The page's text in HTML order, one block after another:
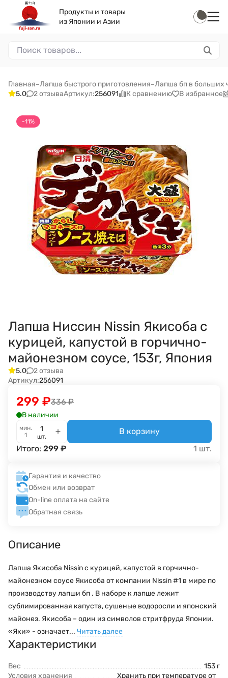
Продукты и товары
из Японии и Азии
Главная–Лапша быстрого приготовления–Лапша бп в больших
5.0
2 отзываАртикул:256091 К сравнению В избранное
-11%
Лапша Ниссин Nissin Якисоба с
курицей, капустой в горчично-
майонезном соусе, 153г, Япония
5.0
2 отзыва
Артикул:256091
336 ₽
299 ₽
В наличии
мин.
1
шт.
В корзину
Итого: 299 ₽ 1 шт.
Гарантия и качество
Обмен или возврат
On-line оплата на сайте
Обратная связь
Описание
Лапша Якисоба Nissin с курицей, капустой в горчично-
майонезном соусе Якисоба от компании Nissin #1 в мире по
производству лапши бп . В наборе к лапше лежит
сублимированная капуста, сушеные водоросли и японский
майонез. Якисоба – один из символов стритфруда Японии.
«Яки» - означает... Читать далее
Характеристики
Вес
153 г
Условия хранения
Хранить при температуре от